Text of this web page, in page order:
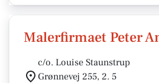
Malerfirmaet Peter
c/o. Louise Staunstrup
Grønnevej 255, 2. 5